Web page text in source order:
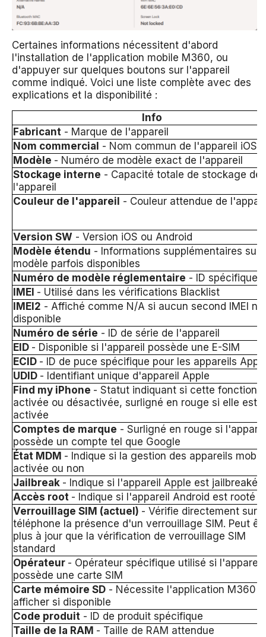
Certaines informations nécessitent d'abord
l'installation de l'application mobile M360, ou
d'appuyer sur quelques boutons sur l'appareil
comme indiqué. Voici une liste complète avec des
explications et la disponibilité :
Info
Fabricant - Marque de l'appareil
Nom commercial - Nom commun de l'appareil iOS
Modèle - Numéro de modèle exact de l'appareil
Stockage interne - Capacité totale de stockage de
l'appareil
Couleur de l'appareil - Couleur attendue de
Version SW - Version iOS ou Android
Modèle étendu - Informations supplémentaires sur
modèle parfois disponibles
Numéro de modèle réglementaire - ID spécifique
IMEI - Utilisé dans les vérifications Blacklist
IMEI2 - Affiché comme N/A si aucun second IMEI
disponible
Numéro de série - ID de série de l'appareil
EID - Disponible si l'appareil possède une E-SIM
ECID - ID de puce spécifique pour les appareils
UDID - Identifiant unique d'appareil Apple
Find my iPhone - Statut indiquant si cette fonction
activée ou désactivée, surligné en rouge si elle est
activée
Comptes de marque - Surligné en rouge si
possède un compte tel que Google
État MDM - Indique si la gestion des appareils
activée ou non
Jailbreak - Indique si l'appareil Apple est jailbreaké
Accès root - Indique si l'appareil Android est rooté
Verrouillage SIM (actuel) - Vérifie directement sur
téléphone la présence d'un verrouillage SIM. Peut
plus à jour que la vérification de verrouillage SIM
standard
Opérateur - Opérateur spécifique utilisé si l'appareil
possède une carte SIM
Carte mémoire SD - Nécessite l'application M360
afficher si disponible
Code produit - ID de produit spécifique
Taille de la RAM - Taille de RAM attendue